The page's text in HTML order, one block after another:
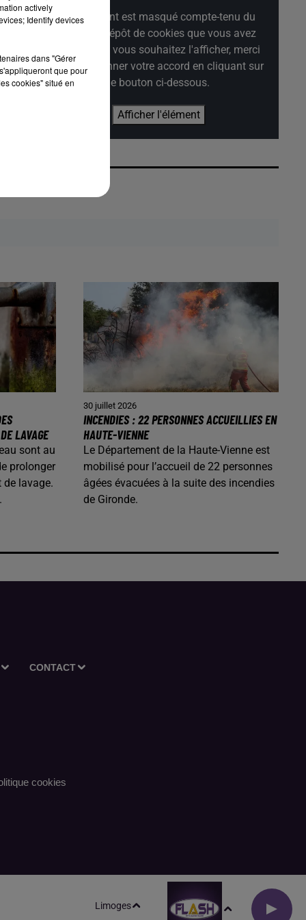
Cet élément est masqué compte-tenu du
refus du dépôt de cookies que vous avez
exprimé. Si vous souhaitez l'afficher, merci
de nous donner votre accord en cliquant sur
le bouton ci-dessous.
Afficher l'élément
LAVAGE
sont au
prolonger
de lavage.
30 juillet 2026
INCENDIES : 22 PERSONNES ACCUEILLIES EN
HAUTE-VIENNE
Le Département de la Haute-Vienne est
mobilisé pour l’accueil de 22 personnes
âgées évacuées à la suite des incendies
de Gironde.
CONTACT
Limoges
cookies
actively
Identify devices
dans "Gérer
que pour
cookies" situé en